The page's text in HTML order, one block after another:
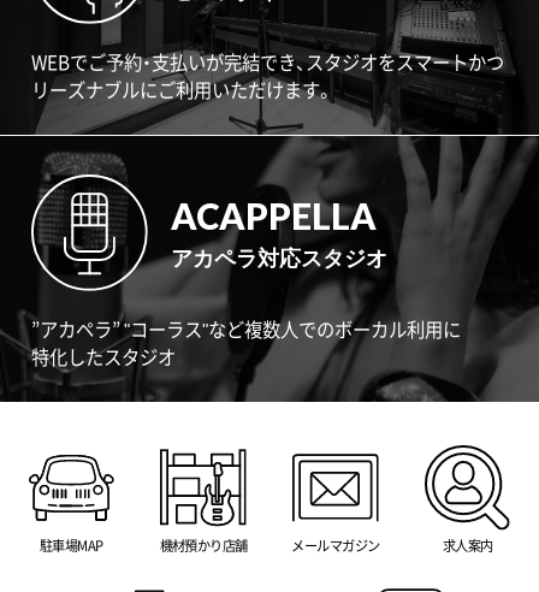
WEBでご予約・支払いが完結でき、スタジオをスマートかつ
リーズナブルにご利用いただけます。
ACAPPELLA
アカペラ対応スタジオ
”アカペラ” "コーラス"など複数人でのボーカル利用に
特化したスタジオ
駐車場MAP 機材預かり店舗 メールマガジン 求人案内